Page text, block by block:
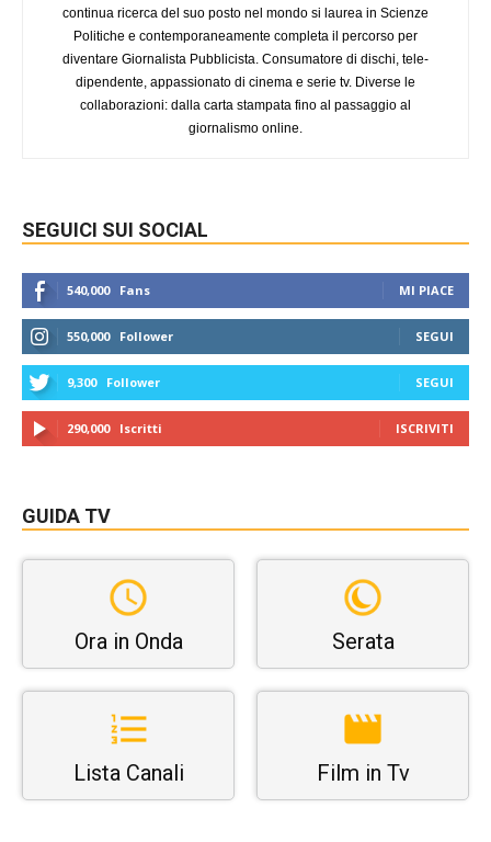
continua ricerca del suo posto nel mondo si laurea in Scienze
Politiche e contemporaneamente completa il percorso per
diventare Giornalista Pubblicista. Consumatore di dischi, tele-
dipendente, appassionato di cinema e serie tv. Diverse le
collaborazioni: dalla carta stampata fino al passaggio al
giornalismo online.
SEGUICI SUI SOCIAL
540,000 Fans MI PIACE
550,000 Follower SEGUI
9,300 Follower SEGUI
290,000 Iscritti ISCRIVITI
GUIDA TV
Ora in Onda Serata
Lista Canali Film in Tv